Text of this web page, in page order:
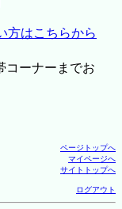
方はこちらから
コーナーまでお
ページトップへ
マイページへ
サイトトップへ
ログアウト